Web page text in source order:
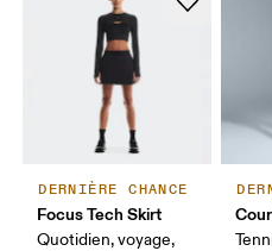
DERNIÈRE CHANCE
Focus Tech Skirt
Quotidien, voyage,